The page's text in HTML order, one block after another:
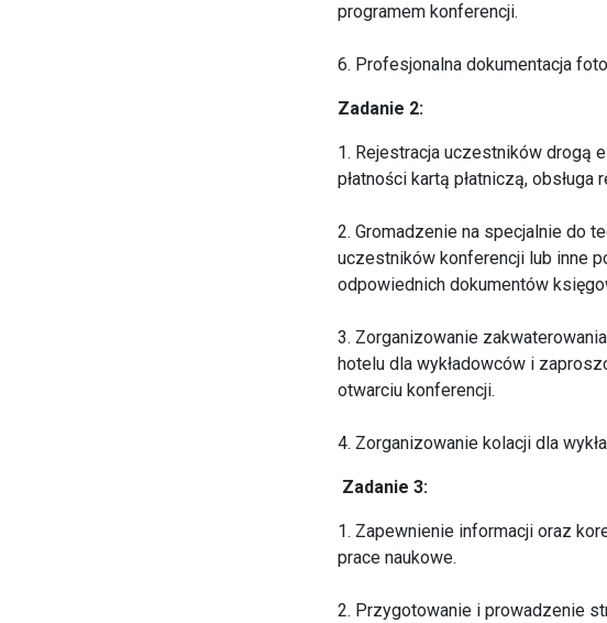
programem konferencji.
6. Profesjonalna dokumentacja
Zadanie 2:
1. Rejestracja uczestników drogą
płatności kartą płatniczą,
2. Gromadzenie na specjalnie do
uczestników konferencji lub inne
odpowiednich dokumentów
3. Zorganizowanie
hotelu dla wykładowców i
otwarciu konferencji.
4. Zorganizowanie kolacji dla
Zadanie 3:
1. Zapewnienie informacji oraz
prace naukowe.
2. Przygotowanie i prowadzenie